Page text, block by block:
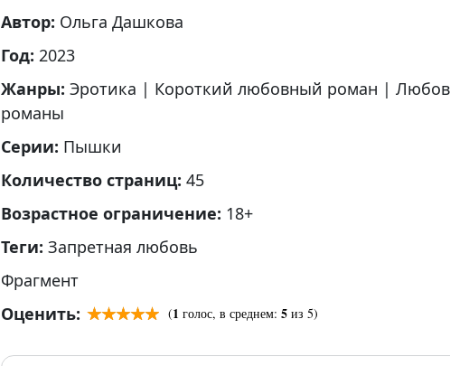
Автор: Ольга Дашкова
Год: 2023
Жанры: Эротика | Короткий любовный роман |
романы
Серии: Пышки
Количество страниц: 45
Возрастное ограничение: 18+
Теги: Запретная любовь
Фрагмент
Оценить:
(1 голос, в среднем: 5 из 5)